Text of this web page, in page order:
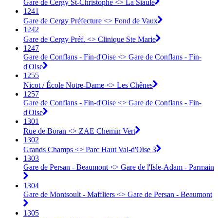
Gare de Cergy St-Christophe <> La Siaule
1241
Gare de Cergy Préfecture <> Fond de Vaux
1242
Gare de Cergy Préf. <> Clinique Ste Marie
1247
Gare de Conflans - Fin-d'Oise <> Gare de Conflans - Fin-
d'Oise
1255
Nicot / École Notre-Dame <> Les Chênes
1257
Gare de Conflans - Fin-d'Oise <> Gare de Conflans - Fin-
d'Oise
1301
Rue de Boran <> ZAE Chemin Vert
1302
Grands Champs <> Parc Haut Val-d'Oise 3
1303
Gare de Persan - Beaumont <> Gare de l'Isle-Adam - Parmain
1304
Gare de Montsoult - Maffliers <> Gare de Persan - Beaumont
1305